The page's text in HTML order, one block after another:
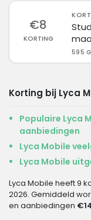
€8
KORTING
595
Korting bij Lyca
Populaire Lyca
aanbiedingen
Lyca Mobile
Lyca Mobile
Lyca Mobile heeft 9
2026. Gemiddeld
en aanbiedingen